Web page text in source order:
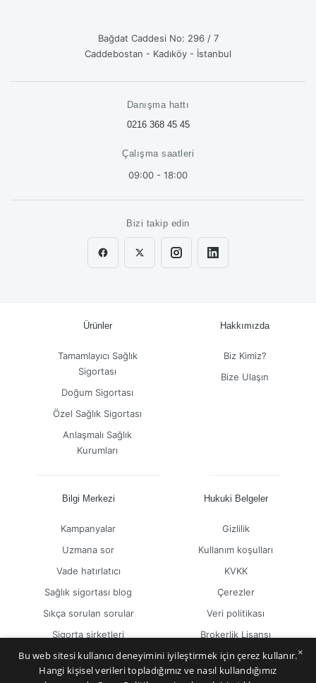
Bağdat Caddesi No: 296 / 7
Caddebostan - Kadıköy - İstanbul
Danışma hattı
0216 368 45 45
Çalışma saatleri
09:00 - 18:00
Bizi takip edin
Ürünler
Tamamlayıcı Sağlık
Sigortası
Doğum Sigortası
Özel Sağlık Sigortası
Anlaşmalı Sağlık
Kurumları
Hakkımızda
Biz Kimiz?
Bize Ulaşın
Bilgi Merkezi
Kampanyalar
Uzmana sor
Vade hatırlatıcı
Sağlık sigortası blog
Sıkça sorulan sorular
Sigorta şirketleri
Hukuki Belgeler
Gizlilik
Kullanım koşulları
KVKK
Çerezler
Veri politikası
Brokerlik Lisansı
×
Bu web sitesi kullanıcı deneyimini iyileştirmek için çerez kullanır.
Hangi kişisel verileri topladığımız ve nasıl kullandığımız